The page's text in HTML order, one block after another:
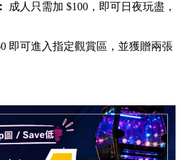
成人只需加 $100，即可日夜玩盡，
即可進入指定觀賞區，並獲贈兩張